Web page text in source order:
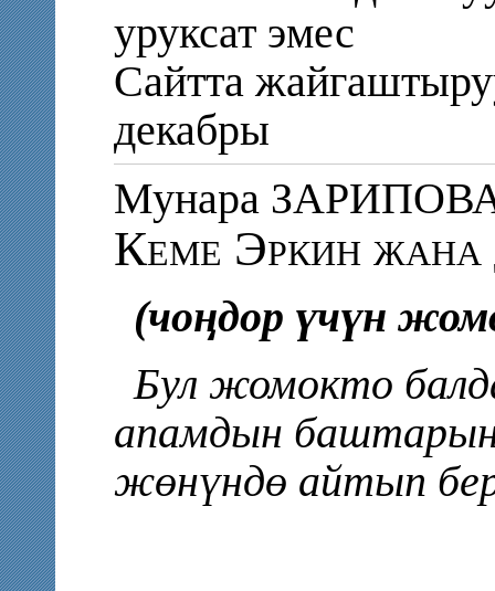
уруксат эмес
Сайтта
декабры
Мунара
Кеме Эркин жана
(чоңдор үчүн
Бул жомокто
апамдын
жөнүндө айтып